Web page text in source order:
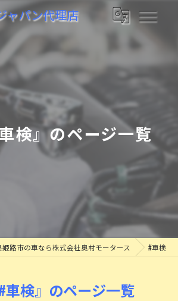
ャパン代理店
検』のページ一覧
姫路市の車なら株式会社奥村モータース #車検
車検』のページ一覧